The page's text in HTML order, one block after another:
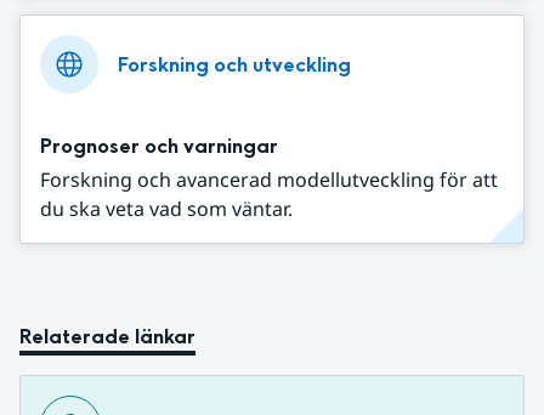
Forskning och utveckling
Prognoser och varningar
Forskning och avancerad modellutveckling för att
du ska veta vad som väntar.
Relaterade länkar